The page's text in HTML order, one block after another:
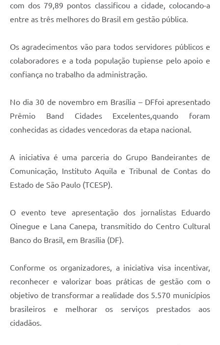
com dos 79,89 pontos classificou a cidade, colocando-a
entre as três melhores do Brasil em gestão pública.
Os agradecimentos vão para todos servidores públicos e
colaboradores e a toda população tupiense pelo apoio e
confiança no trabalho da administração.
No dia 30 de novembro em Brasília – DFfoi apresentado
Prêmio Band Cidades Excelentes,quando foram
conhecidas as cidades vencedoras da etapa nacional.
A iniciativa é uma parceria do Grupo Bandeirantes de
Comunicação, Instituto Aquila e Tribunal de Contas do
Estado de São Paulo (TCESP).
O evento teve apresentação dos jornalistas Eduardo
Oinegue e Lana Canepa, transmitido do Centro Cultural
Banco do Brasil, em Brasília (DF).
Conforme os organizadores, a iniciativa visa incentivar,
reconhecer e valorizar boas práticas de gestão com o
objetivo de transformar a realidade dos 5.570 municípios
brasileiros e melhorar os serviços prestados aos
cidadãos.